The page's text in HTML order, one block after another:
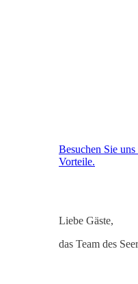
Besuchen Sie
Vorteile.
Liebe Gäste,
das Team des